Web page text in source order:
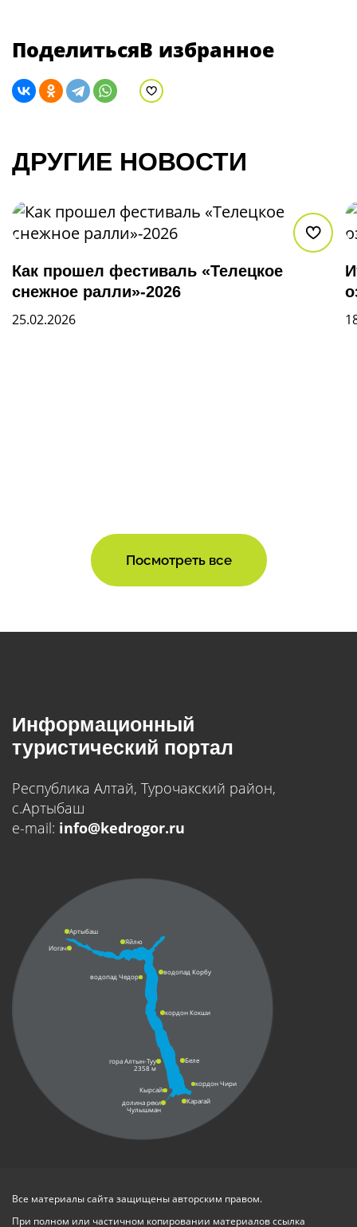
ПоделитьсяВ избранное
В избранное
ДРУГИЕ НОВОСТИ
В
Как прошел фестиваль «Телецкое
снежное ралли»-2026
25.02.2026
Посмотреть все
Информационный
туристический портал
Республика Алтай, Турочакский район,
с.Артыбаш
e-mail: info@kedrogor.ru
Артыбаш
Иогач
Яйлю
водопад Корбу
водопад Чедор
кордон Кокши
Беле
гора Алтын-Туу
2358 м
кордон Чири
Кырсай
Карагай
долина реки
Чулышман
Все материалы сайта защищены авторским правом.
При полном или частичном копировании материалов ссылка